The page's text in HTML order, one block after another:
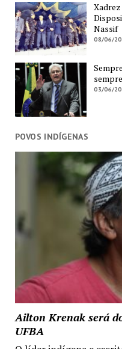
Nassif
08/06/
sempre
03/06/
POVOS INDÍGENAS
Ailton Krenak será
UFBA